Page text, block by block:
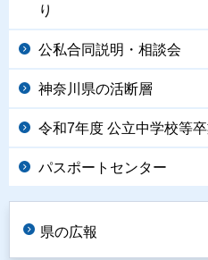
り
公私合同説明・相談会
神奈川県の活断層
令和7年度 公立中学校等
パスポートセンター
県の広報